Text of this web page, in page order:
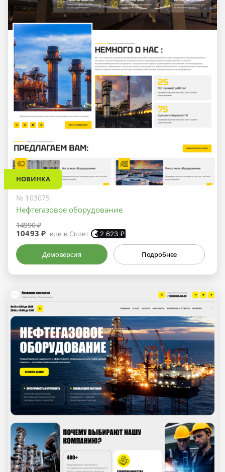
НОВИНКА
№ 103075
Нефтегазовое оборудование
14990 ₽
10493 ₽ или в Сплит 2 623 ₽
Демоверсия Подробнее